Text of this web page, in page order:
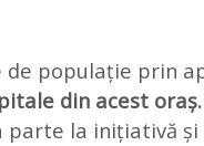
populație prin
din acest oraș.
la inițiativă și